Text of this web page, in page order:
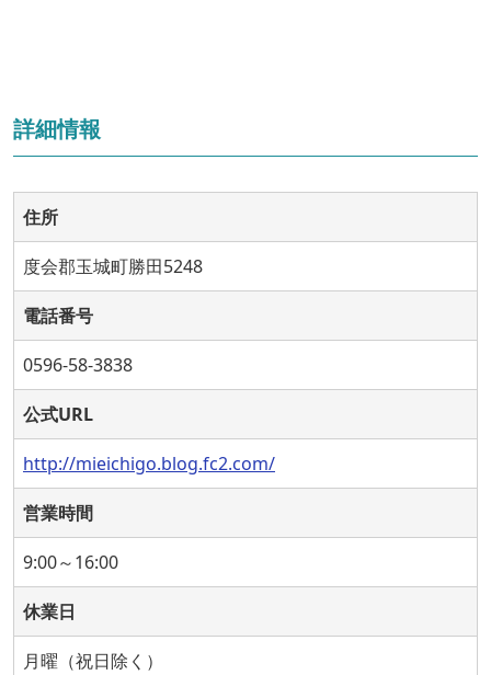
詳細情報
住所
度会郡玉城町勝田5248
電話番号
0596-58-3838
公式URL
http://mieichigo.blog.fc2.com/
営業時間
9:00～16:00
休業日
月曜（祝日除く）